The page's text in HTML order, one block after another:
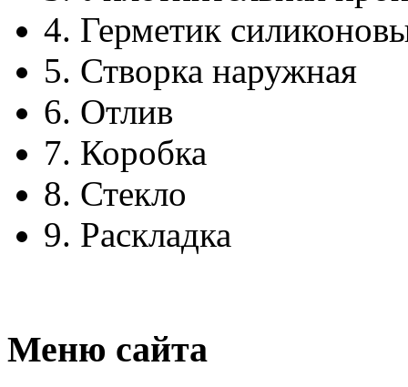
4. Герметик
5. Створка наружная
6. Отлив
7. Коробка
8. Стекло
9. Раскладка
Меню сайта